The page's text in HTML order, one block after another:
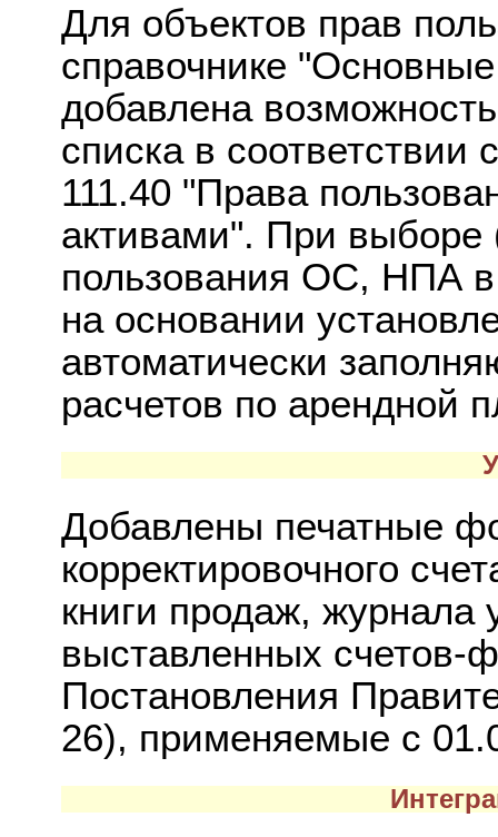
Для объектов прав
справочнике
добавлена
списка в соответствии
111.40 "Права
активами". При выборе
пользования ОС, НПА в
на основании
автоматически
расчетов по арендной
Добавлены печатные
корректировочного
книги продаж, журнала
выставленных счетов-
Постановления
26), применяемые с